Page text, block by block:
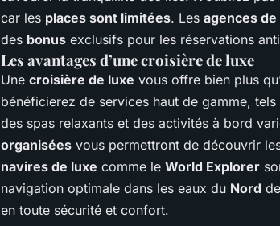
car les places sont limitées. Les agences
des bonus exclusifs pour les réservations
Les avantages d’une croisière de luxe
Une croisière de luxe vous offre bien plus
bénéficierez de services haut de gamme,
des spas relaxants et des activités à bord
organisées vous permettront de découvrir
navires de luxe comme le World Explorer
navigation optimale dans les eaux du Nord
en toute sécurité et confort.